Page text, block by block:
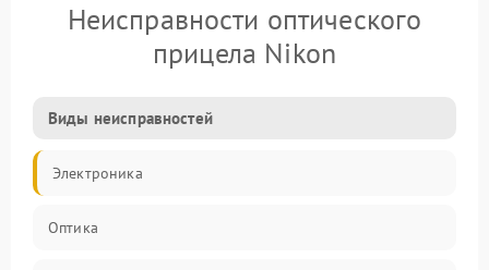
Неисправности оптического
прицела Nikon
Виды неисправностей
Электроника
Оптика